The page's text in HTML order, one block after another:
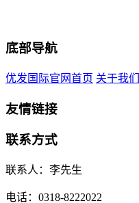
底部导航
优发国际官网首页 关于我们
友情链接
联系方式
联系人：李先生
电话：0318-8222022